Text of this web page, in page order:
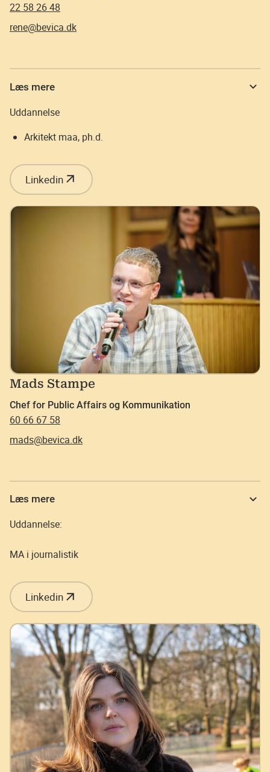
22 58 26 48
rene@bevica.dk
Læs mere
Uddannelse
Arkitekt maa, ph.d.
Linkedin
Mads Stampe
Chef for Public Affairs og Kommunikation
60 66 67 58
mads@bevica.dk
Læs mere
Uddannelse:
MA i journalistik
Linkedin